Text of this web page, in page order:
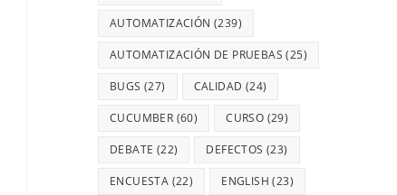
AUTOMATIZACIÓN (239)
AUTOMATIZACIÓN DE PRUEBAS (25)
BUGS (27) CALIDAD (24)
CUCUMBER (60) CURSO (29)
DEBATE (22) DEFECTOS (23)
ENCUESTA (22) ENGLISH (23)